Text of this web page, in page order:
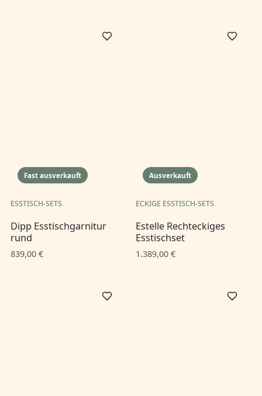
Fast ausverkauft
ESSTISCH-SETS
Dipp Esstischgarnitur
rund
839,00 €
Ausverkauft
ECKIGE ESSTISCH-SETS
Estelle Rechteckiges
Esstischset
1.389,00 €